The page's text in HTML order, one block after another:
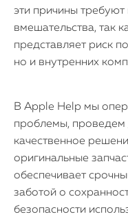
эти причины
вмешательства, так
представляет риск
но и внутренних
В Apple Help мы
проблемы, проведем
качественное
оригинальные
обеспечивает
заботой о
безопасности